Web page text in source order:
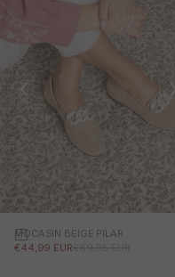
MOCASIN BEIGE PILAR
PRECIO DE OFERTA
€44,99 EURPRECIO NORMAL
€89,95 EUR